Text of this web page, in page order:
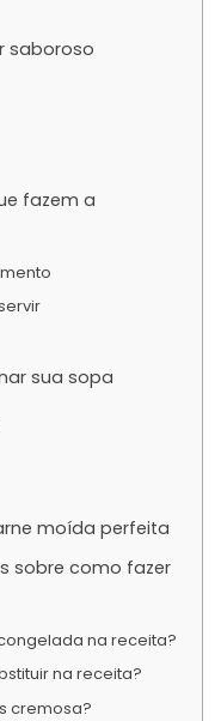
saboroso
fazem a
sua sopa
moída perfeita
sobre como fazer
na receita?
na receita?
cremosa?